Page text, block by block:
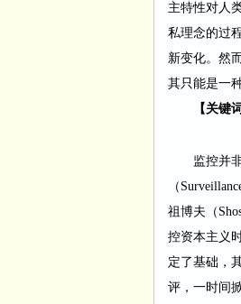
主特性对人
私理念的过
新变化。然
其只能是一
【关键
监控并
（
祖博夫（
控资本主义
定了基础，
评，一时间